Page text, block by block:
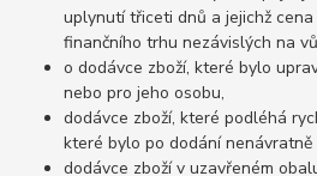
uplynutí třiceti dnů a jejichž
finančního trhu nezávislých na
o dodávce zboží, které bylo
nebo pro jeho osobu,
dodávce zboží, které podléhá
které bylo po dodání nenávratně
dodávce zboží v uzavřeném